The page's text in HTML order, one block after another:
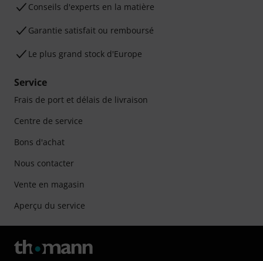
Conseils d'experts en la matière
Garantie satisfait ou remboursé
Le plus grand stock d'Europe
Service
Frais de port et délais de livraison
Centre de service
Bons d'achat
Nous contacter
Vente en magasin
Aperçu du service